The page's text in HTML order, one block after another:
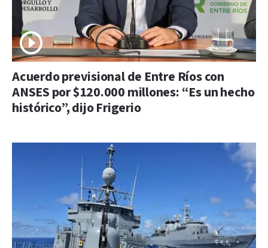
Acuerdo previsional de Entre Ríos con
ANSES por $120.000 millones: “Es un hecho
histórico”, dijo Frigerio